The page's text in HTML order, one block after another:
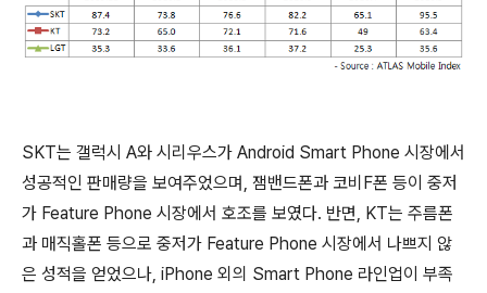
SKT는 갤럭시 A와 시리우스가 Android Smart Phone 시장에서
성공적인 판매량을 보여주었으며, 잼밴드폰과 코비F폰 등이 중저
가 Feature Phone 시장에서 호조를 보였다. 반면, KT는 주름폰
과 매직홀폰 등으로 중저가 Feature Phone 시장에서 나쁘지 않
은 성적을 얻었으나, iPhone 외의 Smart Phone 라인업이 부족